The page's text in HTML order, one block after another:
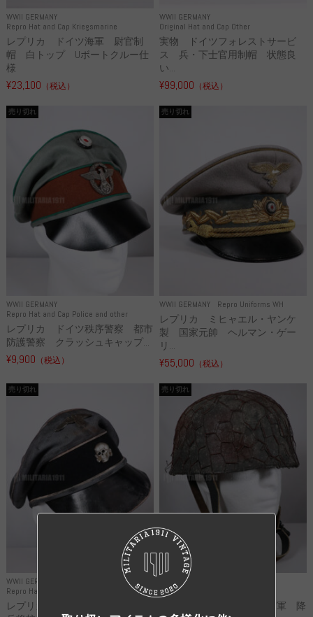
WWII GERMANY
Repro Hat and Cap Kriegsmarine
レプリカ ドイツ海軍 尉官制
帽 白トップ Uボートクルー仕
様
¥23,100 （税込）
WWII GERMANY
Original Hat and Cap Other
実物 ドイツフォレストサービ
ス 兵・下士官用制帽 状態良
い...
¥99,000 （税込）
WWII GERMANY
Repro Hat and Cap Police and other
売り切れ
レプリカ ドイツ秩序警察 都市
防護警察 クラッシュキャップ...
¥9,900 （税込）
WWII GERMANY Repro Uniforms WH
売り切れ
レプリカ ミヒャエル・ヤンケ
製 国家元帥 ヘルマン・ゲー
リ...
¥55,000 （税込）
WWII GERMANY
Repro Hat and Cap SS and WSS
売り切れ
レプリカ 武装親衛隊 WSS 歩
WWII GERMANY
Repro Hat and Cap Luftwaffe
売り切れ
高品質レプリカ ドイツ空軍 降